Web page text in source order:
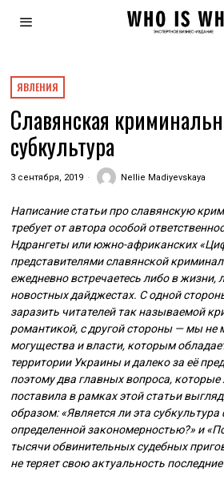
ЯВЛЕНИЯ
Славянская
субкультура
3 сентября, 2019 Nellie Madiyevskaya
Написание статьи про славянскую
требует от автора особой
Ндрангеты или южно-африканских
представителями славянской
ежедневно встречаетесь либо в жизни,
новостных дайджестах. С одной
заразить читателей так называемой
романтикой, с другой стороны — мы не
могущества и власти, которым
территории Украины и далеко за её
поэтому два главных вопроса, которые
поставила в рамках этой статьи
образом: «Является ли эта
определенной закономерностью?» и
тысячи обвинительных судебных
не теряет свою актуальность